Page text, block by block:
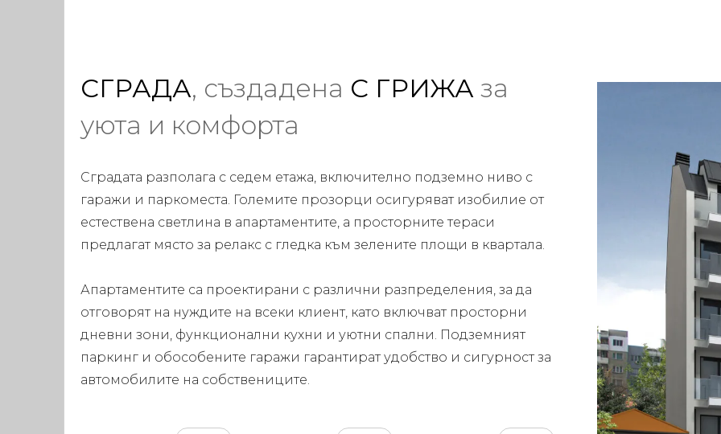
СГРАДА, създадена С ГРИЖА за
уюта и комфорта
Сградата разполага с седем етажа, включително подземно ниво с
гаражи и паркоместа. Големите прозорци осигуряват изобилие от
естествена светлина в апартаментите, а просторните тераси
предлагат място за релакс с гледка към зелените площи в квартала.
Апартаментите са проектирани с различни разпределения, за да
отговорят на нуждите на всеки клиент, като включват просторни
дневни зони, функционални кухни и уютни спални. Подземният
паркинг и обособените гаражи гарантират удобство и сигурност за
автомобилите на собствениците.